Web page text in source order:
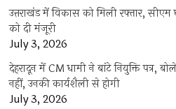
उत्तराखंड में विकास को मिली रफ्तार,
को दी मंजूरी
July 3, 2026
देहरादून में CM धामी ने बांटे नियुक्ति पत्र,
नहीं, उनकी कार्यशैली से होगी
July 3, 2026